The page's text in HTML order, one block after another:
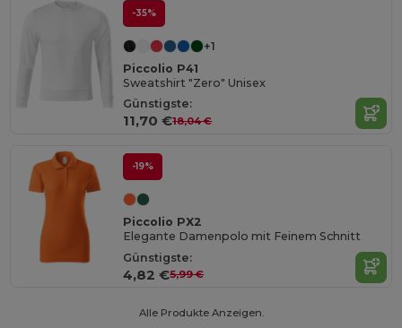
-35%
+1
Piccolio P41
Sweatshirt "Zero" Unisex
Günstigste:
11,70 €18,04 €
-19%
Piccolio PX2
Elegante Damenpolo mit Feinem Schnitt
Günstigste:
4,82 €5,99 €
Alle Produkte Anzeigen.